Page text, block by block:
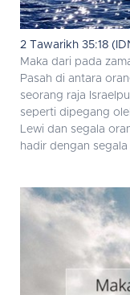
2 Tawarikh 35:18
Maka dari pada
Pasah di antara
seorang raja
seperti dipegang
Lewi dan segala
hadir dengan